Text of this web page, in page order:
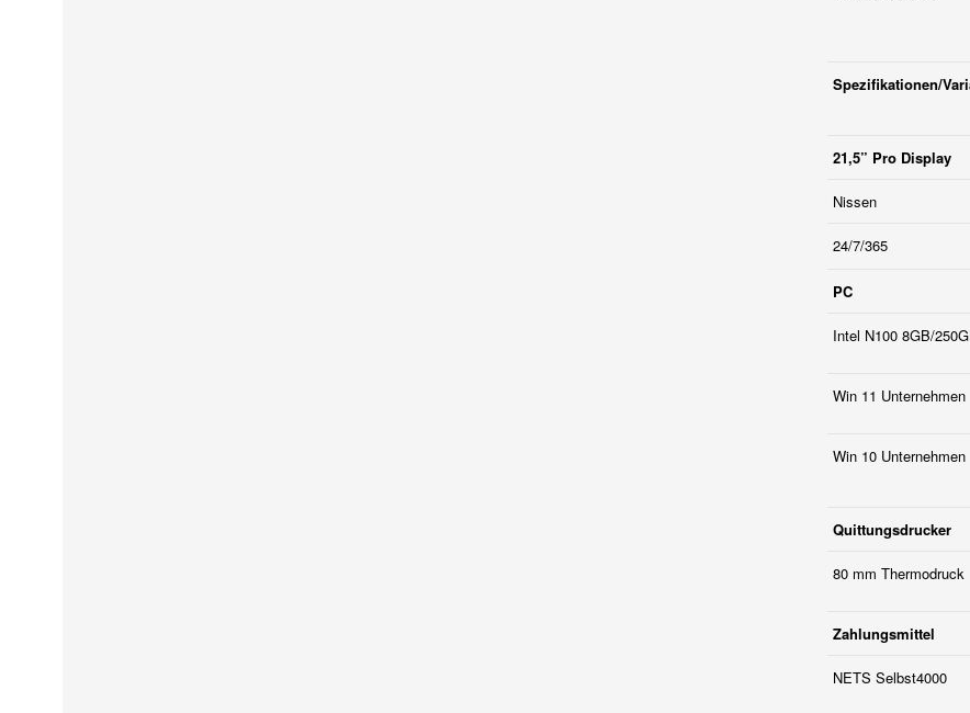
Spezifikationen/
21,5” Pro Display
Nissen
24/7/365
PC
Intel N100 8GB/
Win 11 Unternehmen
Win 10 Unternehmen
Quittungsdrucker
80 mm Thermodruck
Zahlungsmittel
NETS Selbst4000